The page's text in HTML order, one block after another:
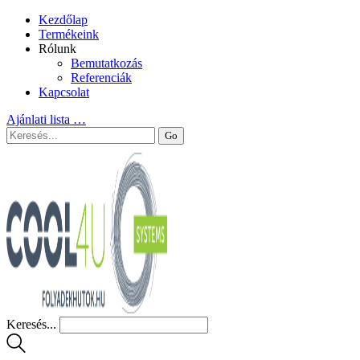
Kezdőlap
Termékeink
Rólunk
Bemutatkozás
Referenciák
Kapcsolat
Ajánlati lista …
Keresés...